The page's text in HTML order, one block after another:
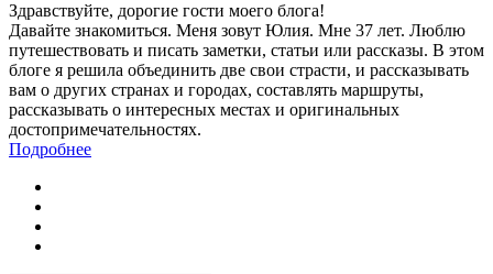
Здравствуйте, дорогие гости моего блога!
Давайте знакомиться. Меня зовут Юлия. Мне 37 лет. Люблю
путешествовать и писать заметки, статьи или рассказы. В этом
блоге я решила объединить две свои страсти, и рассказывать
вам о других странах и городах, составлять маршруты,
рассказывать о интересных местах и оригинальных
достопримечательностях.
Подробнее